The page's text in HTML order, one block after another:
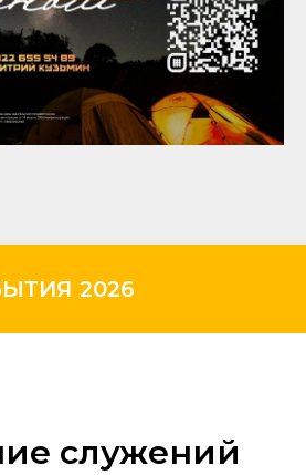
2026
служений